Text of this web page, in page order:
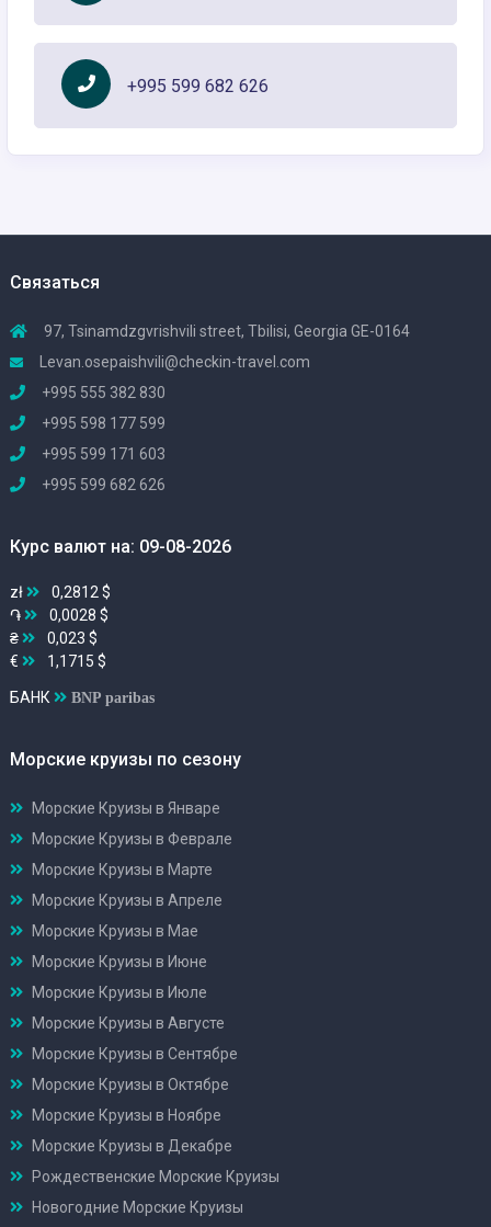
+995 599 682 626
Связаться
97, Tsinamdzgvrishvili street, Tbilisi, Georgia GE-0164
Levan.osepaishvili@checkin-travel.com
+995 555 382 830
+995 598 177 599
+995 599 171 603
+995 599 682 626
Курс валют на: 09-08-2026
zł
0,2812 $
֏
0,0028 $
₴
0,023 $
€
1,1715 $
БАНК BNP paribas
Морские круизы по сезону
Морские Круизы в Январе
Морские Круизы в Феврале
Морские Круизы в Марте
Морские Круизы в Апреле
Морские Круизы в Мае
Морские Круизы в Июне
Морские Круизы в Июле
Морские Круизы в Августе
Морские Круизы в Сентябре
Морские Круизы в Октябре
Морские Круизы в Ноябре
Морские Круизы в Декабре
Рождественские Морские Круизы
Новогодние Морские Круизы